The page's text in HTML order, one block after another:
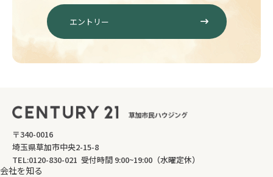
エントリー
〒340-0016
埼玉県草加市中央2-15-8
TEL:0120-830-021 受付時間 9:00~19:00（水曜定休）
会社を知る